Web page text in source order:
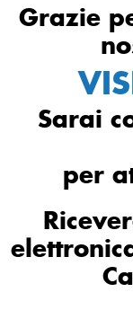
Grazie
Sarai
per